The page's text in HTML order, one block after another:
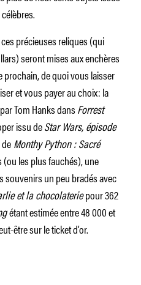
précieuses reliques (qui
seront mises aux enchères
prochain, de quoi vous laisser
et vous payer au choix: la
Tom Hanks dansForrest
issu deStar Wars, épisode
Monthy Python : Sacré
les plus fauchés), une
souvenirs un peu bradés avec
et la chocolateriepour 362
étant estimée entre 48 000 et
être sur le ticket d’or.